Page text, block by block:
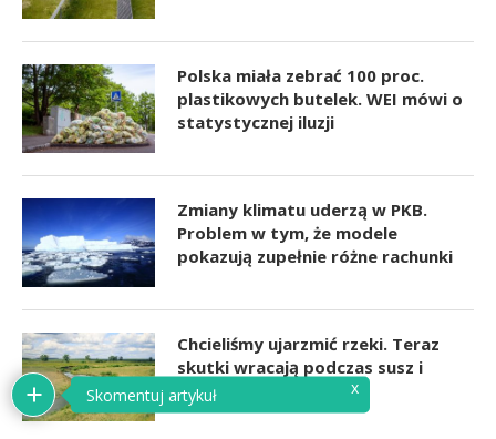
Polska miała zebrać 100 proc.
plastikowych butelek. WEI mówi o
statystycznej iluzji
Zmiany klimatu uderzą w PKB.
Problem w tym, że modele
pokazują zupełnie różne rachunki
Chcieliśmy ujarzmić rzeki. Teraz
skutki wracają podczas susz i
powodzi